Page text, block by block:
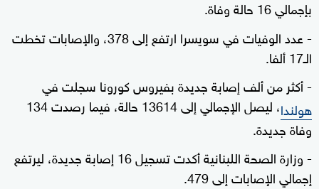
بإجمالي 16 حالة وفاة.
- عدد الوفيات في سويسرا ارتفع إلى 378، والإصابات تخطت
الـ17 ألفا.
- أكثر من ألف إصابة جديدة بفيروس كورونا سجلت في
هولندا
، ليصل الإجمالي إلى 13614 حالة، فيما رصدت 134
وفاة جديدة.
- وزارة الصحة اللبنانية أكدت تسجيل 16 إصابة جديدة، ليرتفع
إجمالي الإصابات إلى 479.